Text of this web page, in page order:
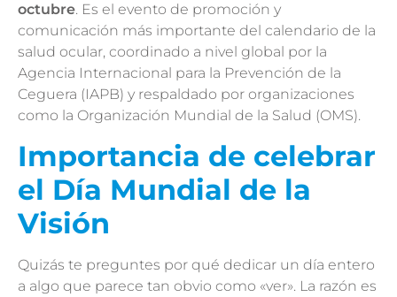
octubre. Es el evento de promoción y
comunicación más importante del calendario de la
salud ocular, coordinado a nivel global por la
Agencia Internacional para la Prevención de la
Ceguera (IAPB) y respaldado por organizaciones
como la Organización Mundial de la Salud (OMS).
Importancia de celebrar
el Día Mundial de la
Visión
Quizás te preguntes por qué dedicar un día entero
a algo que parece tan obvio como «ver». La razón es